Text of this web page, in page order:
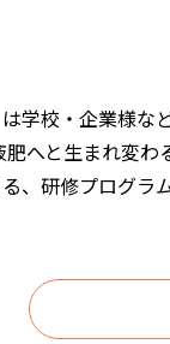
学校・企業様な
へと生まれ変
、研修プログラ